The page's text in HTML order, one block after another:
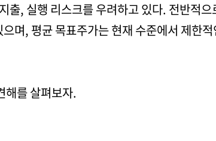
출, 실행 리스크를 우려하고 있다. 전반적
며, 평균 목표주가는 현재 수준에서 제한
해를 살펴보자.